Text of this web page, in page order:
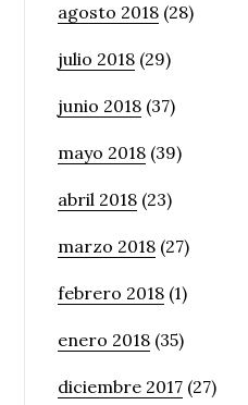
agosto 2018 (28)
julio 2018 (29)
junio 2018 (37)
mayo 2018 (39)
abril 2018 (23)
marzo 2018 (27)
febrero 2018 (1)
enero 2018 (35)
diciembre 2017 (27)